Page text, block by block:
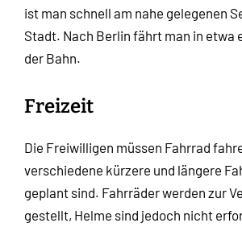
ist man schnell am nahe gelegenen
Stadt. Nach Berlin fährt man in etwa
der Bahn.
Freizeit
Die Freiwilligen müssen Fahrrad
verschiedene kürzere und längere
geplant sind. Fahrräder werden zur
gestellt, Helme sind jedoch nicht